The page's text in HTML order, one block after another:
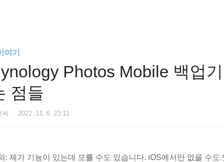
야기
Photos Mobile 백업
점들
2022. 11. 6. 23:11
: 제가 기능이 있는데 모를 수도 있습니다. iOS에서만 없을 수도